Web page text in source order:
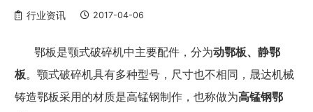
行业资讯 2017-04-06
鄂板是颚式破碎机中主要配件，分为动鄂板、静鄂
板。颚式破碎机具有多种型号，尺寸也不相同，晟达机械
铸造鄂板采用的材质是高锰钢制作，也称做为高锰钢鄂